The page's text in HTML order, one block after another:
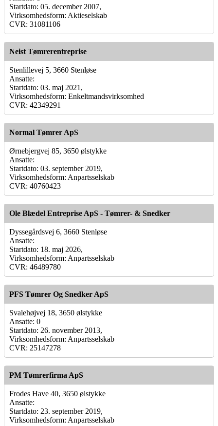
Startdato: 05. december 2007,
Virksomhedsform: Aktieselskab
CVR: 31081106
Neist Tømrerentreprise
Stenlillevej 5, 3660 Stenløse
Ansatte:
Startdato: 03. maj 2021,
Virksomhedsform: Enkeltmandsvirksomhed
CVR: 42349291
Normal Tømrer ApS
Ørnebjergvej 85, 3650 ølstykke
Ansatte:
Startdato: 03. september 2019,
Virksomhedsform: Anpartsselskab
CVR: 40760423
Ole Blædel Entreprise ApS - Tømrer- & Snedker
Dyssegårdsvej 6, 3660 Stenløse
Ansatte:
Startdato: 18. maj 2026,
Virksomhedsform: Anpartsselskab
CVR: 46489780
PFS Tømrer Og Snedker ApS
Svalehøjvej 18, 3650 ølstykke
Ansatte: 0
Startdato: 26. november 2013,
Virksomhedsform: Anpartsselskab
CVR: 25147278
PM Tømrerfirma ApS
Frodes Have 40, 3650 ølstykke
Ansatte:
Startdato: 23. september 2019,
Virksomhedsform: Anpartsselskab